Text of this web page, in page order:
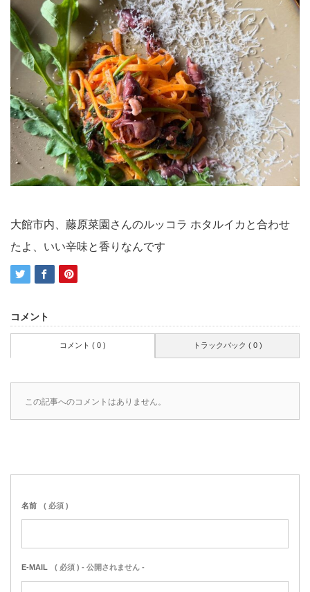
大館市内、藤原菜園さんのルッコラ ホタルイカと合わせ
たよ、いい辛味と香りなんです
コメント
コメント ( 0 ) トラックバック ( 0 )
この記事へのコメントはありません。
名前 ( 必須 )
E-MAIL ( 必須 ) - 公開されません -